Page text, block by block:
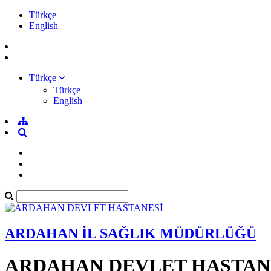
Türkçe
English
Türkçe
Türkçe
English
ARDAHAN İL SAĞLIK MÜDÜRLÜĞÜ
ARDAHAN DEVLET